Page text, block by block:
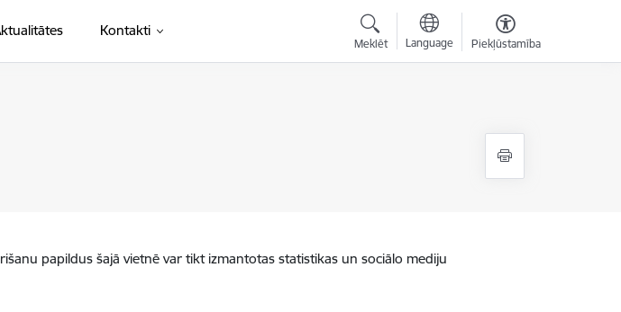
Kontakti
Meklēt Language Piekļūstamība
papildus šajā vietnē var tikt izmantotas statistikas un sociālo mediju